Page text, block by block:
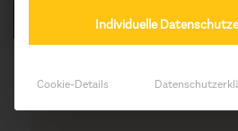
Individuelle
Cookie-Details